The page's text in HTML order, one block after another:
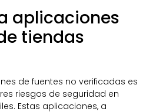
aplicaciones
tiendas
de fuentes no verificadas es
riesgos de seguridad en
Estas aplicaciones, a